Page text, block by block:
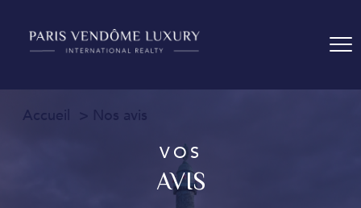
Accueil Nos avis
VOS
AVIS